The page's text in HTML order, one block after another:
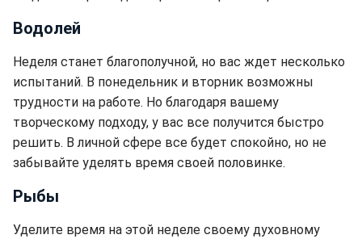
Водолей
Неделя станет благополучной, но вас ждет несколько
испытаний. В понедельник и вторник возможны
трудности на работе. Но благодаря вашему
творческому подходу, у вас все получится быстро
решить. В личной сфере все будет спокойно, но не
забывайте уделять время своей половинке.
Рыбы
Уделите время на этой неделе своему духовному